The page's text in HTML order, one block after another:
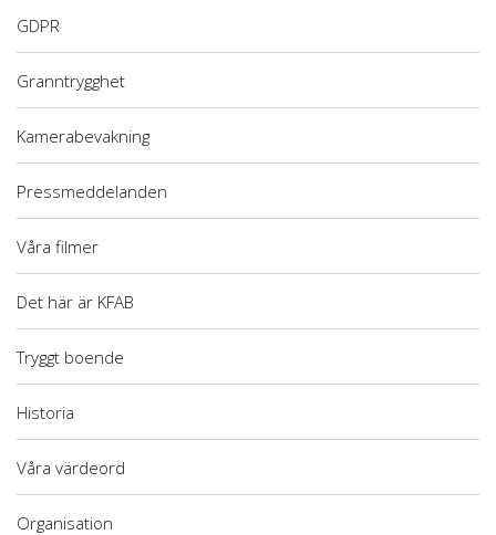
GDPR
Granntrygghet
Kamerabevakning
Pressmeddelanden
Våra filmer
Det här är KFAB
Tryggt boende
Historia
Våra värdeord
Organisation